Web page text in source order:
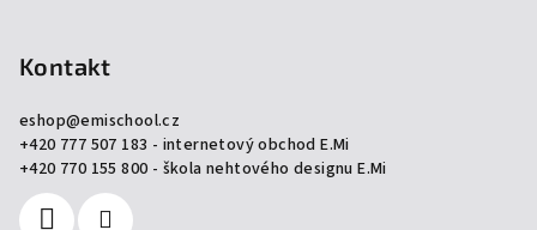
Kontakt
eshop@emischool.cz
+420 777 507 183 - internetový obchod E.Mi
+420 770 155 800 - škola nehtového designu E.Mi